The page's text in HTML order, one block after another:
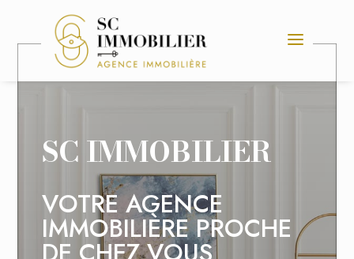
SC IMMOBILIER
VOTRE AGENCE
IMMOBILIÈRE PROCHE